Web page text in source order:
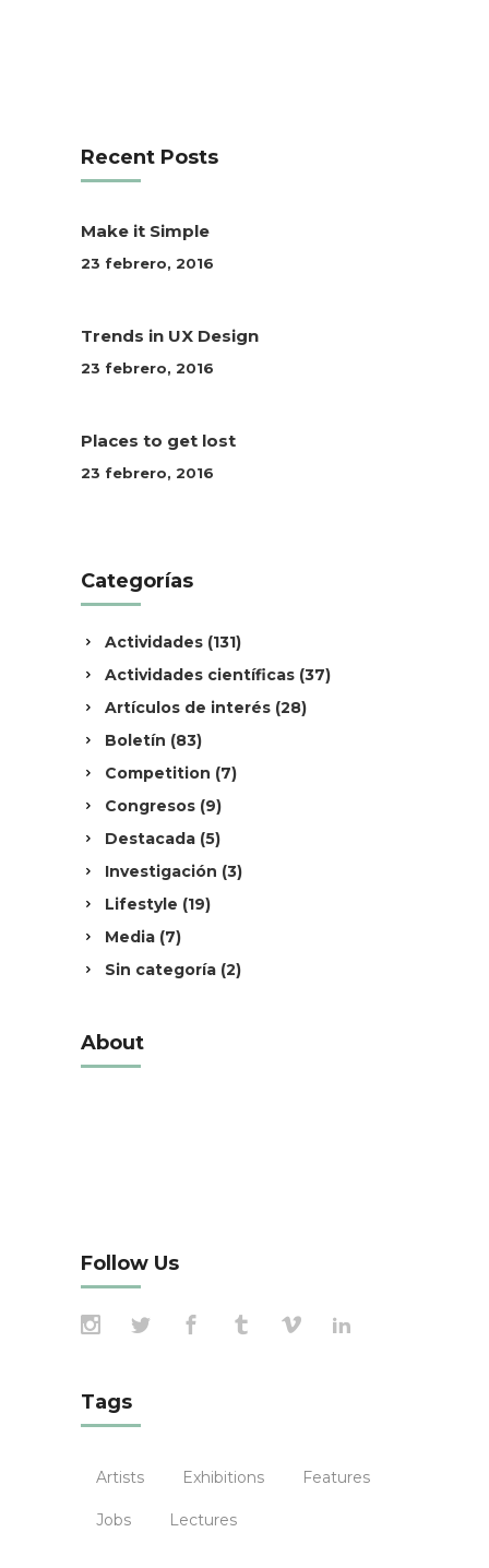
Recent Posts
Make it Simple
23 febrero, 2016
Trends in UX Design
23 febrero, 2016
Places to get lost
23 febrero, 2016
Categorías
Actividades (131)
Actividades científicas (37)
Artículos de interés (28)
Boletín (83)
Competition (7)
Congresos (9)
Destacada (5)
Investigación (3)
Lifestyle (19)
Media (7)
Sin categoría (2)
About
Follow Us
Tags
Artists Exhibitions Features
Jobs Lectures